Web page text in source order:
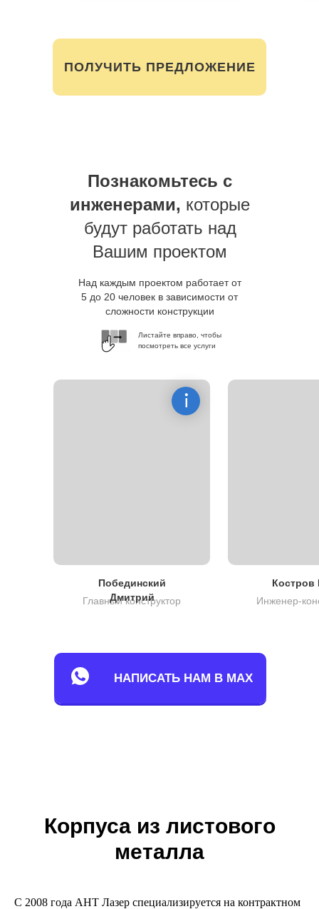
ПОЛУЧИТЬ ПРЕДЛОЖЕНИЕ
Познакомьтесь с
инженерами, которые
будут работать над
Вашим проектом
Над каждым проектом работает от
5 до 20 человек в зависимости от
сложности конструкции
Листайте вправо, чтобы
посмотреть все услуги
Главный конструктор
Побединский
Дмитрий
Инженер-
Костров
НАПИСАТЬ НАМ В MAX
Корпуса из листового
металла
С 2008 года АНТ Лазер специализируется на контрактном